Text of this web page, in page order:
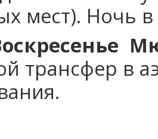
мест). Ночь в
трансфер в